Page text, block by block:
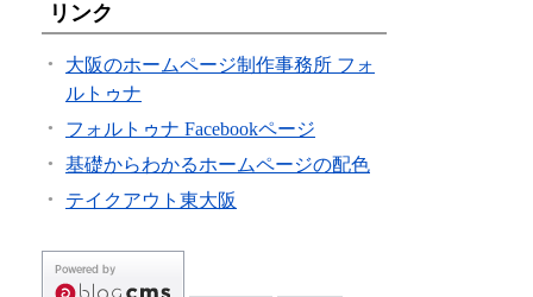
リンク
大阪のホームページ制作事務所 フォ
ルトゥナ
フォルトゥナ Facebookページ
基礎からわかるホームページの配色
テイクアウト東大阪